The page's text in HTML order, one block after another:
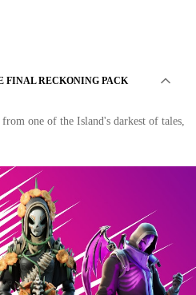
FINAL RECKONING PACK
one of the Island's darkest of tales,